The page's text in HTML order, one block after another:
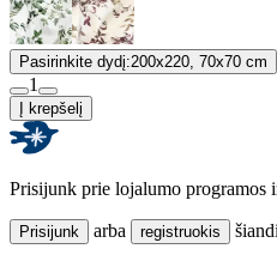
Pasirinkite dydį:200x220, 70x70 cm
1
Į krepšelį
Prisijunk prie lojalumo programos
Prisijunk arba registruokis